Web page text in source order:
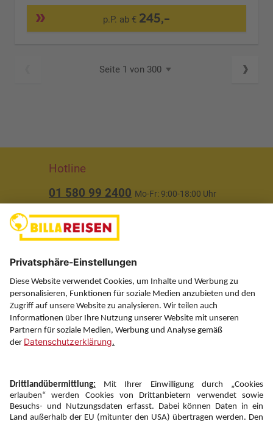
p.P. ab € 245,-
Seite 1 von 300
Hotline
01 580 99 2400 Mo-Fr: 9:00-18:00 Uhr
Über uns
Service
Information
Folgen Sie uns auf
Newsletter: